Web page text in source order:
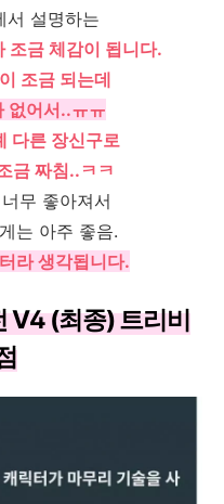
서 설명하는
조금 체감이 됩니다.
조금 되는데
없어서..ㅠㅠ
다른 장신구로
금 짜침..ㅋㅋ
무 좋아져서
는 아주 좋음.
라 생각됩니다.
V4 (최종) 트리비